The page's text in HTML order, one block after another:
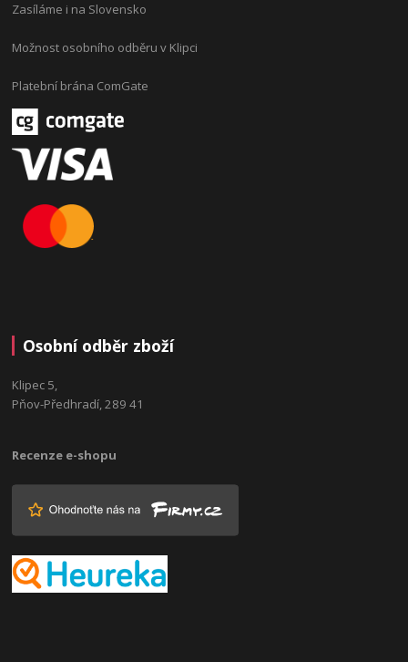
Zasíláme i na Slovensko
Možnost osobního odběru v Klipci
Platební brána ComGate
Osobní odběr zboží
Klipec 5,
Pňov-Předhradí, 289 41
Recenze e-shopu